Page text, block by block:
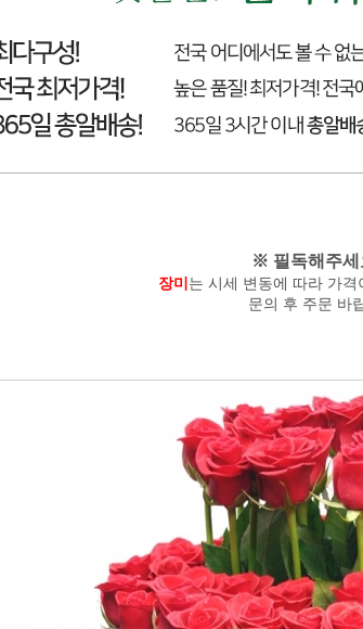
※ 필독해주
장미 는 시세 변동에 따라 가격
문의 후 주문 바